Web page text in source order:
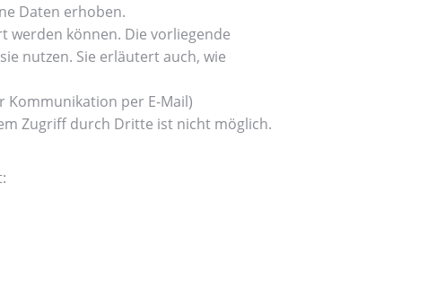
Daten erhoben.
werden können. Die vorliegende
nutzen. Sie erläutert auch, wie
Kommunikation per E-Mail)
Zugriff durch Dritte ist nicht möglich.